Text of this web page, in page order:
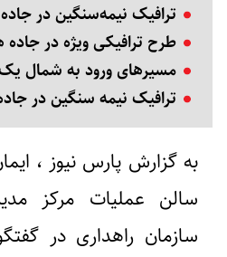
ترافیک نیمه‌سنگین در
طرح ترافیکی ویژه در
مسیرهای ورود به شمال
ترافیک نیمه سنگین در
به گزارش پارس نیوز ،
سالن عملیات مرکز
سازمان راهداری در